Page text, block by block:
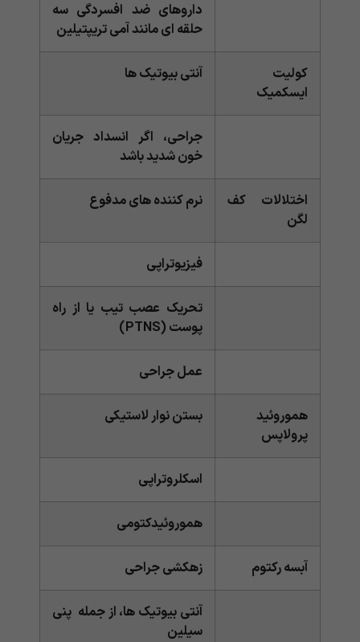
داروهای ضد افسردگی سه
حلقه ای مانند آمی تریپتیلین
کولیت
ایسکمیک
آنتی بیوتیک ها
جراحی، اگر انسداد جریان
خون شدید باشد
اختلالات کف
لگن
نرم کننده های مدفوع
فیزیوتراپی
تحریک عصب تیب یا از راه
پوست (PTNS)
عمل جراحی
هموروئید
پرولاپس
بستن نوار لاستیکی
اسکلروتراپی
هموروئیدکتومی
آبسه رکتوم زهکشی جراحی
آنتی بیوتیک ها، از جمله پنی
سیلین